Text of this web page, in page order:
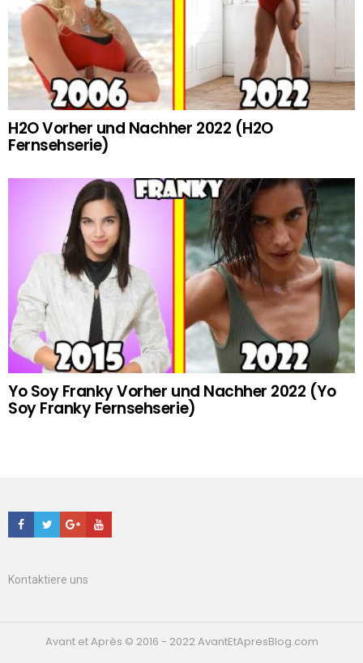
H2O Vorher und Nachher 2022 (H2O
Fernsehserie)
Yo Soy Franky Vorher und Nachher 2022 (Yo
Soy Franky Fernsehserie)
Facebook
TwitterGoogle+Youtube
Kontaktiere uns
Avant et Après © 2016 - 2022 AvantEtApresBlog.com